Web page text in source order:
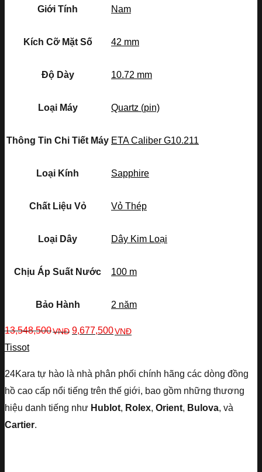
Giới Tính Nam
Kích Cỡ Mặt Số 42 mm
Độ Dày 10.72 mm
Loại Máy Quartz (pin)
Thông Tin Chi Tiết Máy ETA Caliber G10.211
Loại Kính Sapphire
Chất Liệu Vỏ Vỏ Thép
Loại Dây Dây Kim Loại
Chịu Áp Suất Nước 100 m
Bảo Hành 2 năm
13,548,500VNĐ 9,677,500VNĐ
Tissot
24Kara tự hào là nhà phân phối chính hãng các dòng đồng
hồ cao cấp nổi tiếng trên thế giới, bao gồm những thương
hiệu danh tiếng như Hublot, Rolex, Orient, Bulova, và
Cartier.